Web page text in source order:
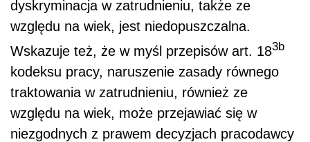
dyskryminacja w zatrudnieniu, także ze
względu na wiek, jest niedopuszczalna.
Wskazuje też, że w myśl przepisów art. 183b
kodeksu pracy, naruszenie zasady równego
traktowania w zatrudnieniu, również ze
względu na wiek, może przejawiać się w
niezgodnych z prawem decyzjach pracodawcy